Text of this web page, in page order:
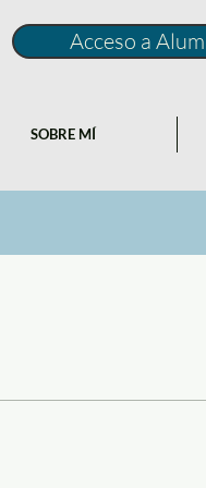
Acceso a
SOBRE MÍ